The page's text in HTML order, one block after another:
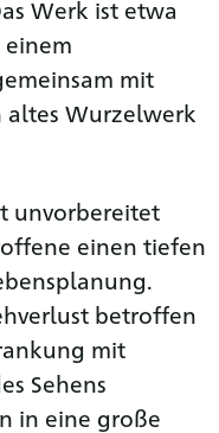
Werk ist etwa
mit
Wurzelwerk
unvorbereitet
einen tiefen
betroffen
mit
Sehens
in eine große